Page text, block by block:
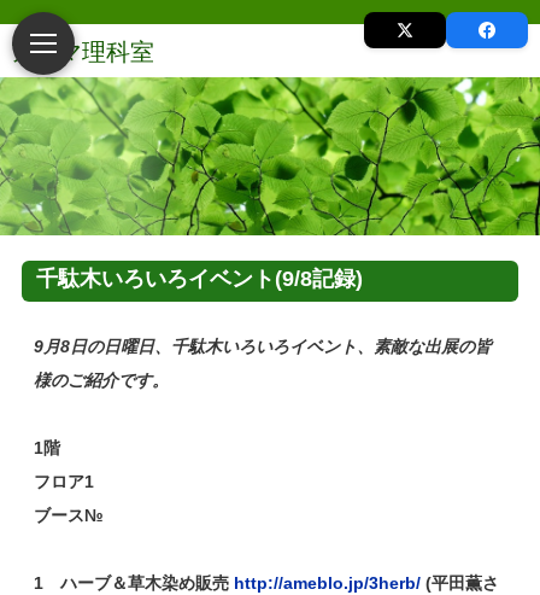
千駄木いろいろイベント(9/8記録)
9月8日の日曜日、千駄木いろいろイベント、素敵な出展の皆
様のご紹介です。
1階
フロア1
ブース№
1 ハーブ＆草木染め販売 http://ameblo.jp/3herb/ (平田薫さ